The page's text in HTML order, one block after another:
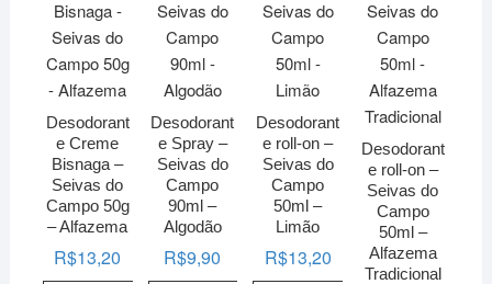
Desodorant
e Creme
Bisnaga –
Seivas do
Campo 50g
– Alfazema
R$13,20
Desodorant
e Spray –
Seivas do
Campo
90ml –
Algodão
R$9,90
Desodorant
e roll-on –
Seivas do
Campo
50ml –
Limão
R$13,20
Desodorant
e roll-on –
Seivas do
Campo
50ml –
Alfazema
Tradicional